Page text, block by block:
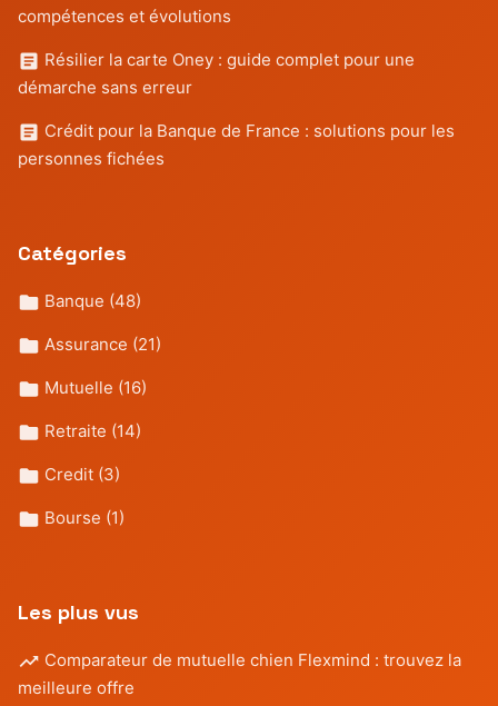
compétences et évolutions
Résilier la carte Oney : guide complet pour une
démarche sans erreur
Crédit pour la Banque de France : solutions pour les
personnes fichées
Catégories
Banque (48)
Assurance (21)
Mutuelle (16)
Retraite (14)
Credit (3)
Bourse (1)
Les plus vus
Comparateur de mutuelle chien Flexmind : trouvez la
meilleure offre